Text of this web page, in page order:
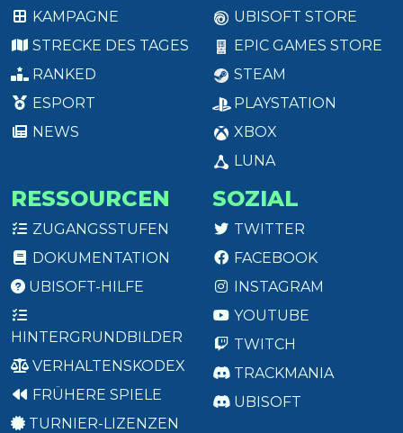
KAMPAGNE
STRECKE DES TAGES
RANKED
ESPORT
NEWS
UBISOFT STORE
EPIC GAMES STORE
STEAM
PLAYSTATION
XBOX
LUNA
RESSOURCEN
ZUGANGSSTUFEN
DOKUMENTATION
UBISOFT-HILFE
HINTERGRUNDBILDER
VERHALTENSKODEX
FRÜHERE SPIELE
TURNIER-LIZENZEN
SOZIAL
TWITTER
FACEBOOK
INSTAGRAM
YOUTUBE
TWITCH
TRACKMANIA
UBISOFT